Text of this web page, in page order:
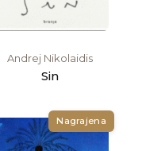
Andrej Nikolaidis
Sin
Nagrajena